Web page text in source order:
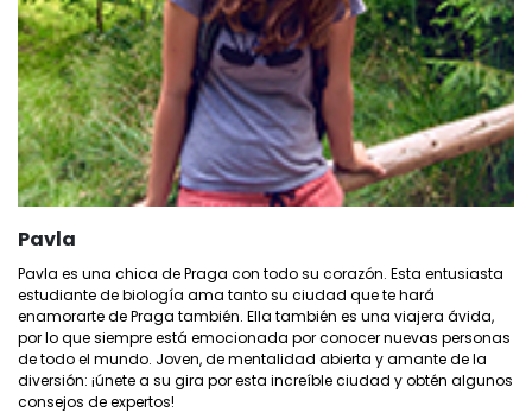
Pavla
Pavla es una chica de Praga con todo su corazón. Esta entusiasta
estudiante de biología ama tanto su ciudad que te hará
enamorarte de Praga también. Ella también es una viajera ávida,
por lo que siempre está emocionada por conocer nuevas personas
de todo el mundo. Joven, de mentalidad abierta y amante de la
diversión: ¡únete a su gira por esta increíble ciudad y obtén algunos
consejos de expertos!